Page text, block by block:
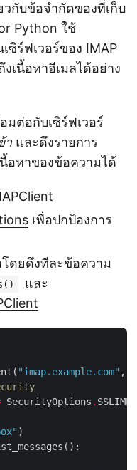
วกับข้อจำกัดของที่เก็บ
Python ใช้
ซิร์ฟเวอร์ของ IMAP
เนื้อหาอีเมลได้อย่าง
มต่อกับเซิร์ฟเวอร์
าและดึงรายการ
อหาของข้อความได้
เพื่อปกป้องการ
ดยดึงทีละข้อความ
และ
"imap.example.com" ,
SecurityOptions .